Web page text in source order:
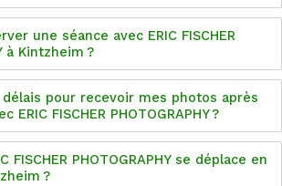
une séance avec ERIC FISCHER
à Kintzheim ?
pour recevoir mes photos après
ERIC FISCHER PHOTOGRAPHY ?
FISCHER PHOTOGRAPHY se déplace en
?